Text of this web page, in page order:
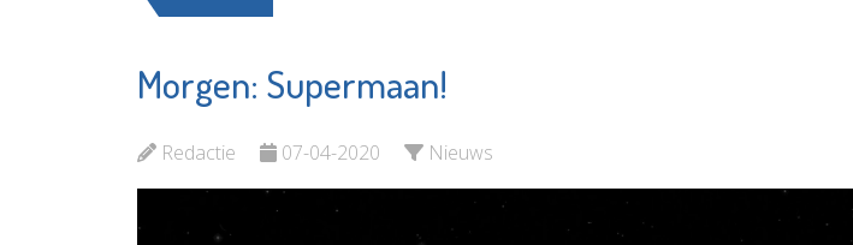
Morgen: Supermaan!
Redactie 07-04-2020 Nieuws
Stadsgehoorzaal
Bekijk de pagina